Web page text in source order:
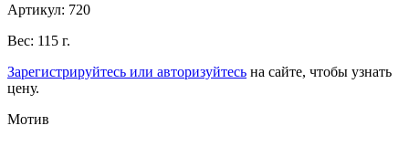
Артикул: 720
Вес: 115 г.
Зарегистрируйтесь или авторизуйтесь на сайте, чтобы узнать
цену.
Мотив